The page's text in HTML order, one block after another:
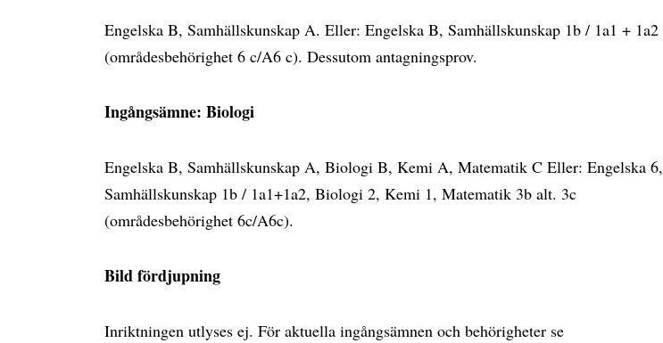
Engelska B, Samhällskunskap A. Eller: Engelska B, Samhällskunskap 1b / 1a1 + 1a2
(områdesbehörighet 6 c/A6 c). Dessutom antagningsprov.
Ingångsämne: Biologi
Engelska B, Samhällskunskap A, Biologi B, Kemi A, Matematik C Eller: Engelska 6,
Samhällskunskap 1b / 1a1+1a2, Biologi 2, Kemi 1, Matematik 3b alt. 3c
(områdesbehörighet 6c/A6c).
Bild fördjupning
Inriktningen utlyses ej. För aktuella ingångsämnen och behörigheter se